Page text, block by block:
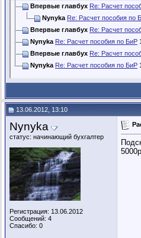
Впервые главбух Re: Расчет
Nynyka Re: Расчет пособия по
Впервые главбух Re: Расчет
Nynyka Re: Расчет пособия по БиР
Впервые главбух Re: Расчет
Nynyka Re: Расчет пособия по БиР
13.06.2012, 13:10
Nynyka
статус: начинающий бухгалтер
Регистрация: 13.06.2012
Сообщений: 4
Спасибо: 0